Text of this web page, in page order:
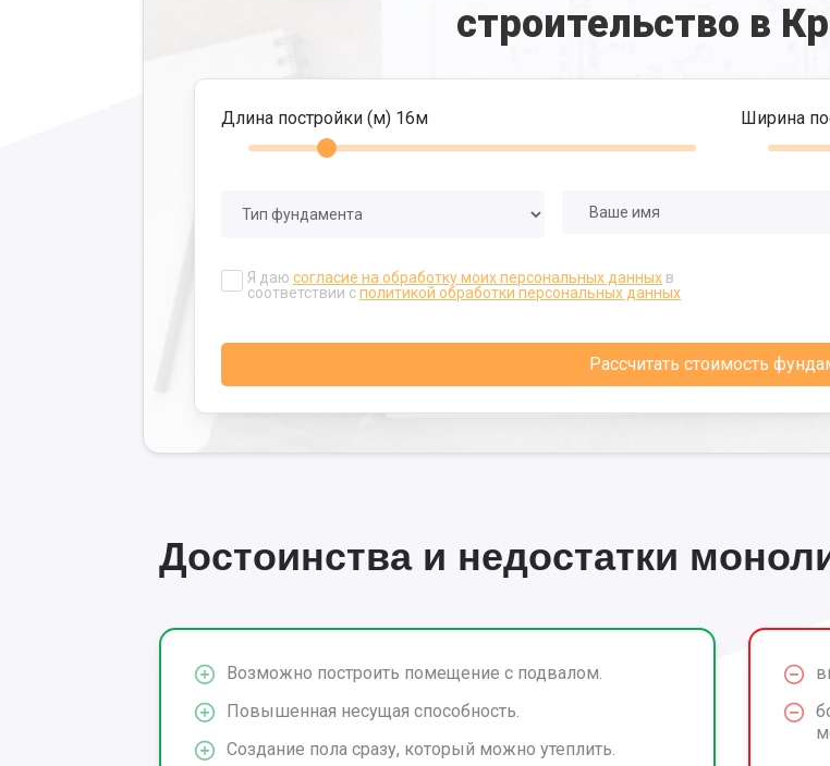
строительство в
Длина постройки (м) 16м Ширина
Я даю согласие на обработку моих персональных данных в
соответствии сполитикой обработки персональных данных
Рассчитать стоимость
Достоинства и недостатки
Возможно построить помещение с подвалом.
Повышенная несущая способность.
Создание пола сразу, который можно утеплить.